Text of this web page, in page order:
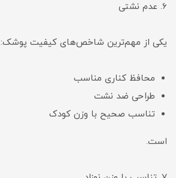
6. عدم نشتی
یکی از مهم‌ترین شاخص‌های کیفیت پوشک:
محافظ کناری مناسب
طراحی ضد نشت
تناسب صحیح با وزن کودک
است.